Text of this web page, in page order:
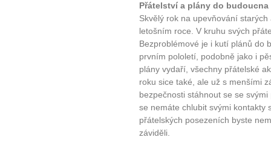
Jak být šťastnější
Přátelství a plány do budoucna
Skvělý rok na upevňování
letošním roce. V kruhu svých
Bezproblémové je i kutí plánů do
prvním pololetí, podobně jako i
plány vydaří, všechny přátelské
roku sice také, ale už s menšími
bezpečnosti stáhnout se se
se nemáte chlubit svými kontakty
přátelských posezeních byste
záviděli.